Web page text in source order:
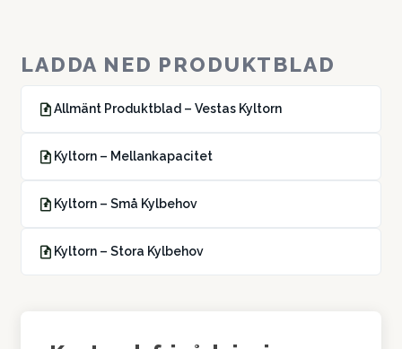
LADDA NED PRODUKTBLAD
Allmänt Produktblad – Vestas Kyltorn
Kyltorn – Mellankapacitet
Kyltorn – Små Kylbehov
Kyltorn – Stora Kylbehov